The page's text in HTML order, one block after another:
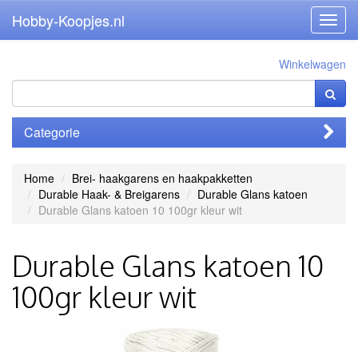
Hobby-Koopjes.nl
Winkelwagen
Categorie
Home
Brei- haakgarens en haakpakketten
Durable Haak- & Breigarens
Durable Glans katoen
Durable Glans katoen 10 100gr kleur wit
Durable Glans katoen 10
100gr kleur wit